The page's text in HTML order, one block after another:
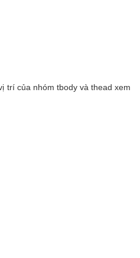
trí của nhóm tbody và thead xem